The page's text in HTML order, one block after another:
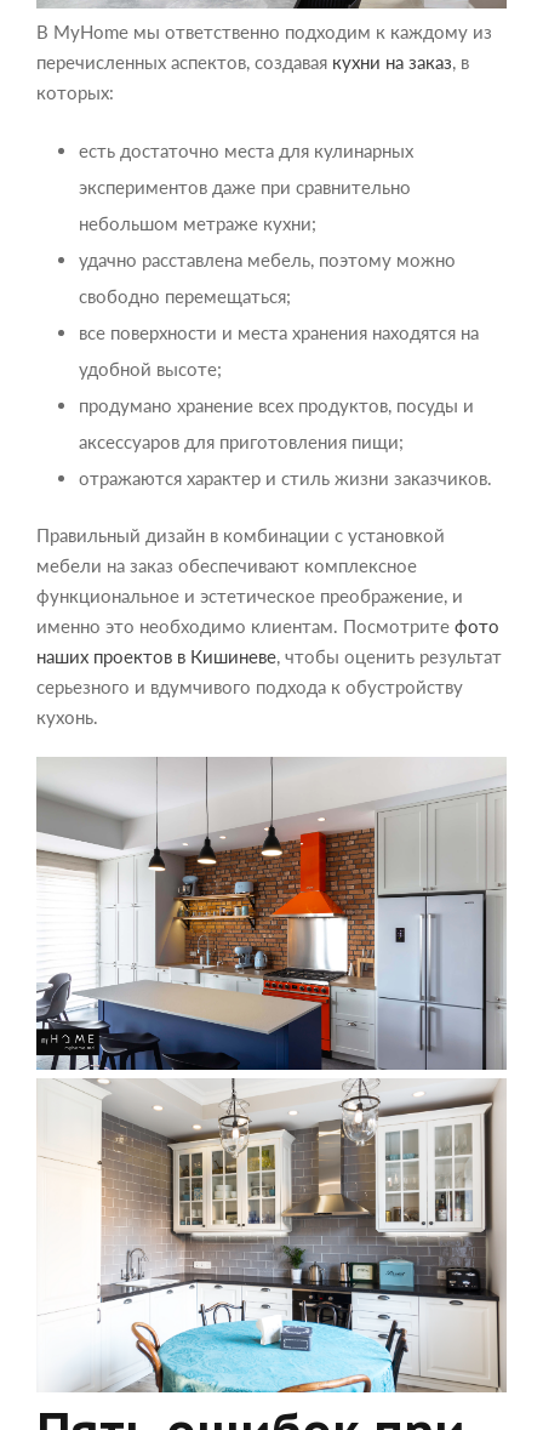
В MyHome мы ответственно подходим к каждому из
перечисленных аспектов, создавая кухни на заказ, в
которых:
есть достаточно места для кулинарных
экспериментов даже при сравнительно
небольшом метраже кухни;
удачно расставлена мебель, поэтому можно
свободно перемещаться;
все поверхности и места хранения находятся на
удобной высоте;
продумано хранение всех продуктов, посуды и
аксессуаров для приготовления пищи;
отражаются характер и стиль жизни заказчиков.
Правильный дизайн в комбинации с установкой
мебели на заказ обеспечивают комплексное
функциональное и эстетическое преображение, и
именно это необходимо клиентам. Посмотрите фото
наших проектов в Кишиневе, чтобы оценить результат
серьезного и вдумчивого подхода к обустройству
кухонь.